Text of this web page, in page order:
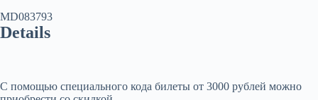
MD083793
Details
С помощью специального кода билеты от 3000 рублей можно